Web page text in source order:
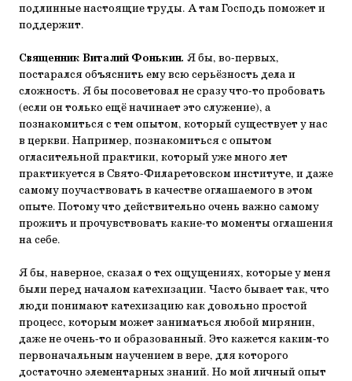
подлинные настоящие труды. А там Господь поможет и
поддержит.
Священник Виталий Фонькин. Я бы, во-первых,
постарался объяснить ему всю серьёзность дела и
сложность. Я бы посоветовал не сразу что-то пробовать
(если он только ещё начинает это служение), а
познакомиться с тем опытом, который существует у нас
в церкви. Например, познакомиться с опытом
огласительной практики, который уже много лет
практикуется в Свято-Филаретовском институте, и даже
самому поучаствовать в качестве оглашаемого в этом
опыте. Потому что действительно очень важно самому
прожить и прочувствовать какие-то моменты оглашения
на себе.
Я бы, наверное, сказал о тех ощущениях, которые у меня
были перед началом катехизации. Часто бывает так, что
люди понимают катехизацию как довольно простой
процесс, которым может заниматься любой мирянин,
даже не очень-то и образованный. Это кажется каким-то
первоначальным научением в вере, для которого
достаточно элементарных знаний. Но мой личный опыт